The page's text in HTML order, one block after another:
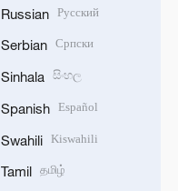
Russian Русский
Serbian Српски
Sinhala සිංහල
Spanish Español
Swahili Kiswahili
Tamil தமிழ்